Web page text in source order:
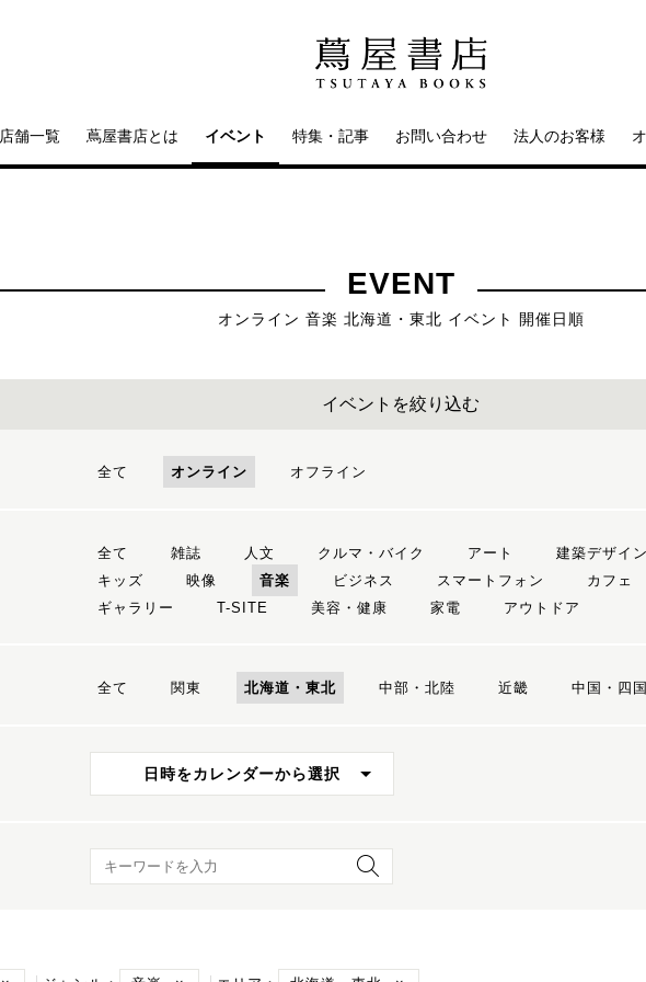
店舗一覧 蔦屋書店とは イベント 特集・記事 お問い合わせ 法人のお客様
EVENT
オンライン 音楽 北海道・東北 イベント 開催日順
イベントを絞り込む
全て オンライン オフライン
全て 雑誌 人文 クルマ・バイク アート 建築デザイン
キッズ
映像 音楽 ビジネス スマートフォン カフェ
ギャラリー
T-SITE 美容・健康 家電 アウトドア
全て 関東 北海道・東北 中部・北陸 近畿 中国・四国
日時をカレンダーから選択
キーワード検索